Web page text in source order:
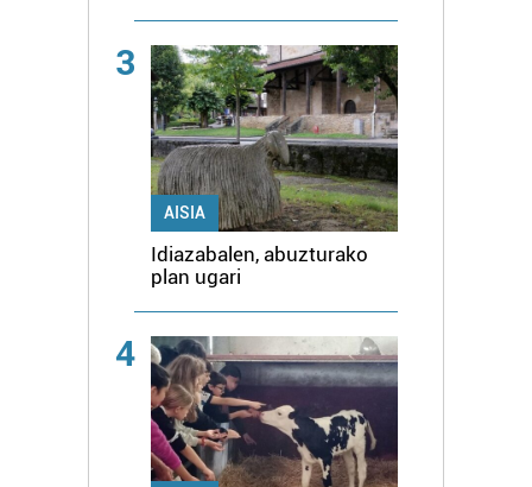
3
AISIA
Idiazabalen, abuzturako
plan ugari
4